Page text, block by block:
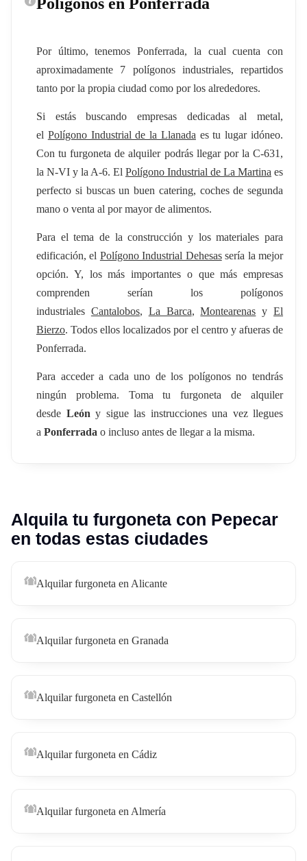
Por último, tenemos Ponferrada, la cual cuenta con
aproximadamente 7 polígonos industriales, repartidos
tanto por la propia ciudad como por los alrededores.
Si estás buscando empresas dedicadas al metal,
el Polígono Industrial de la Llanada es tu lugar idóneo.
Con tu furgoneta de alquiler podrás llegar por la C-631,
la N-VI y la A-6. El Polígono Industrial de La Martina es
perfecto si buscas un buen catering, coches de segunda
mano o venta al por mayor de alimentos.
Para el tema de la construcción y los materiales para
edificación, el Polígono Industrial Dehesassería la mejor
opción. Y, los más importantes o que más empresas
comprenden serían los polígonos
industriales Cantalobos, La Barca,Montearenas yEl
Bierzo. Todos ellos localizados por el centro y afueras de
Ponferrada.
Para acceder a cada uno de los polígonos no tendrás
ningún problema. Toma tu furgoneta de alquiler
desde León y sigue las instrucciones una vez llegues
a Ponferrada o incluso antes de llegar a la misma.
Alquila tu furgoneta con Pepecar
en todas estas ciudades
Alquilar furgoneta en Alicante
Alquilar furgoneta en Granada
Alquilar furgoneta en Castellón
Alquilar furgoneta en Cádiz
Alquilar furgoneta en Almería